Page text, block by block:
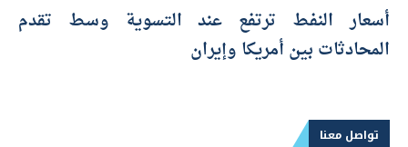
أسعار النفط ترتفع عند التسوية وسط تقدم
المحادثات بين أمريكا وإيران
تواصل معنا